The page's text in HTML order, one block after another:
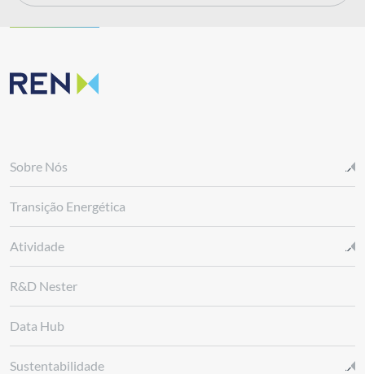
Sobre Nós
Transição Energética
Atividade
R&D Nester
Data Hub
Sustentabilidade